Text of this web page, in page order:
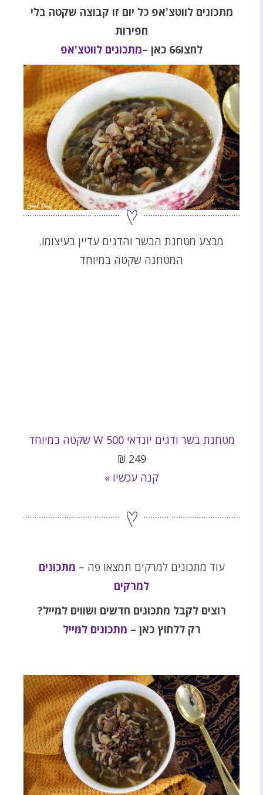
מתכונים לווטצ'אפ כל יום זו קבוצה שקטה בלי
חפירות
לחצו66 כאן
–מתכונים לווטצ'אפ
מבצע מטחנת הבשר והדגים עדיין בעיצומו.
המטחנה שקטה במיוחד
מטחנת בשר ודגים יונדאי 500 W שקטה במיוחד
249
₪
קנה עכשיו »
עוד מתכונים למרקים תמצאו פה – מתכונים
למרקים
רוצים לקבל מתכונים חדשים ושווים למייל?
רק ללחוץ כאן – מתכונים למייל